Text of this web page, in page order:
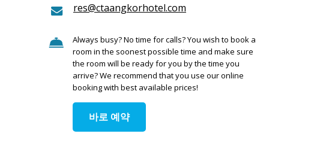
res@ctaangkorhotel.com
Always busy? No time for calls? You wish to book a
room in the soonest possible time and make sure
the room will be ready for you by the time you
arrive? We recommend that you use our online
booking with best available prices!
바로 예약